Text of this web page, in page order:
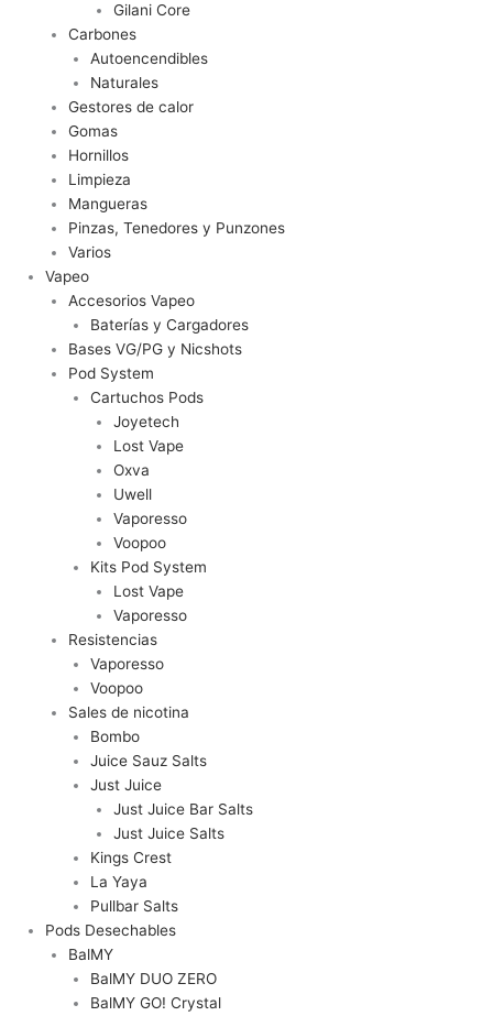
Gilani Core
Carbones
Autoencendibles
Naturales
Gestores de calor
Gomas
Hornillos
Limpieza
Mangueras
Pinzas, Tenedores y Punzones
Varios
Vapeo
Accesorios Vapeo
Baterías y Cargadores
Bases VG/PG y Nicshots
Pod System
Cartuchos Pods
Joyetech
Lost Vape
Oxva
Uwell
Vaporesso
Voopoo
Kits Pod System
Lost Vape
Vaporesso
Resistencias
Vaporesso
Voopoo
Sales de nicotina
Bombo
Juice Sauz Salts
Just Juice
Just Juice Bar Salts
Just Juice Salts
Kings Crest
La Yaya
Pullbar Salts
Pods Desechables
BalMY
BalMY DUO ZERO
BalMY GO! Crystal